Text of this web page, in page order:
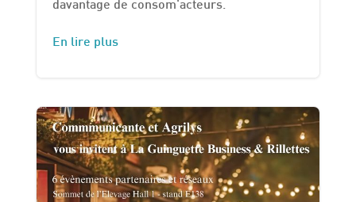
davantage de consom'acteurs.
En lire plus